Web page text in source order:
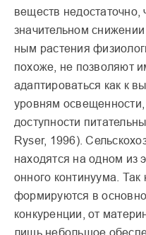
веществ недо­статочно,
значительном
ным растения
похоже, не позволяют
адаптироваться как к
уровням освещенности,
доступно­сти
Ryser, 1996).
находятся на одном из
онного континуума.
формируются в
конкурен­ции, от
лишь неболь­шое